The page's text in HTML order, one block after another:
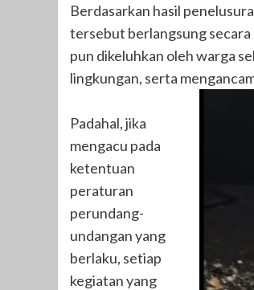
​Berdasarkan hasil
tersebut berlangsung secara
pun dikeluhkan oleh warga
lingkungan, serta
Padahal, jika
mengacu pada
ketentuan
peraturan
perundang-
undangan yang
berlaku, setiap
kegiatan yang